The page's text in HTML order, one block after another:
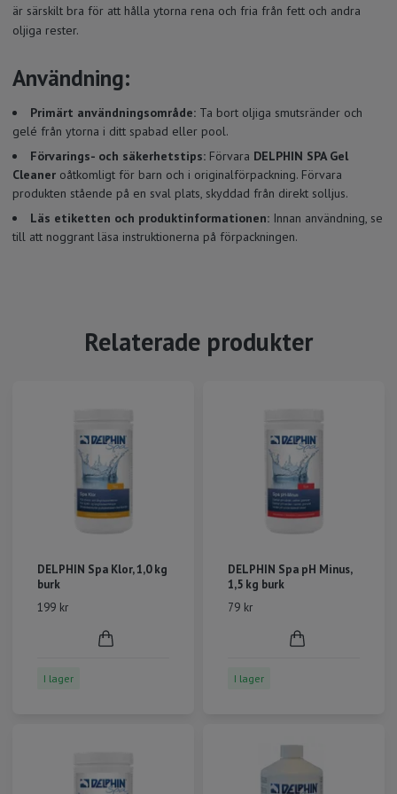
är särskilt bra för att hålla ytorna rena och fria från fett och andra
oljiga rester.
Användning:
Primärt användningsområde: Ta bort oljiga smutsränder och
gelé från ytorna i ditt spabad eller pool.
Förvarings- och säkerhetstips: Förvara DELPHIN SPA Gel
Cleaner oåtkomligt för barn och i originalförpackning. Förvara
produkten stående på en sval plats, skyddad från direkt solljus.
Läs etiketten och produktinformationen: Innan användning, se
till att noggrant läsa instruktionerna på förpackningen.
Relaterade produkter
DELPHIN Spa Klor, 1,0 kg
burk
199 kr
I lager
DELPHIN Spa pH Minus,
1,5 kg burk
79 kr
I lager